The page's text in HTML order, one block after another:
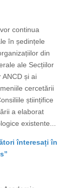
continua
în ședințele
din
ale Secțiilor
ANCD și ai
cercetării
științifice
a elaborat
existente...
înteresați în